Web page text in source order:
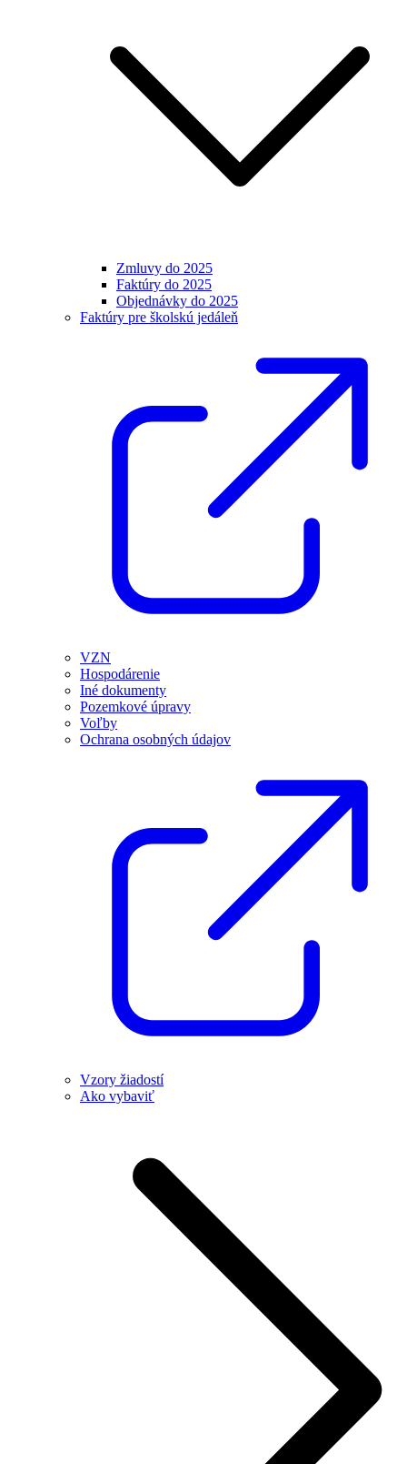
Zmluvy do 2025
Faktúry do 2025
Objednávky do 2025
Faktúry pre školskú jedáleň
VZN
Hospodárenie
Iné dokumenty
Pozemkové úpravy
Voľby
Ochrana osobných údajov
Vzory žiadostí
Ako vybaviť